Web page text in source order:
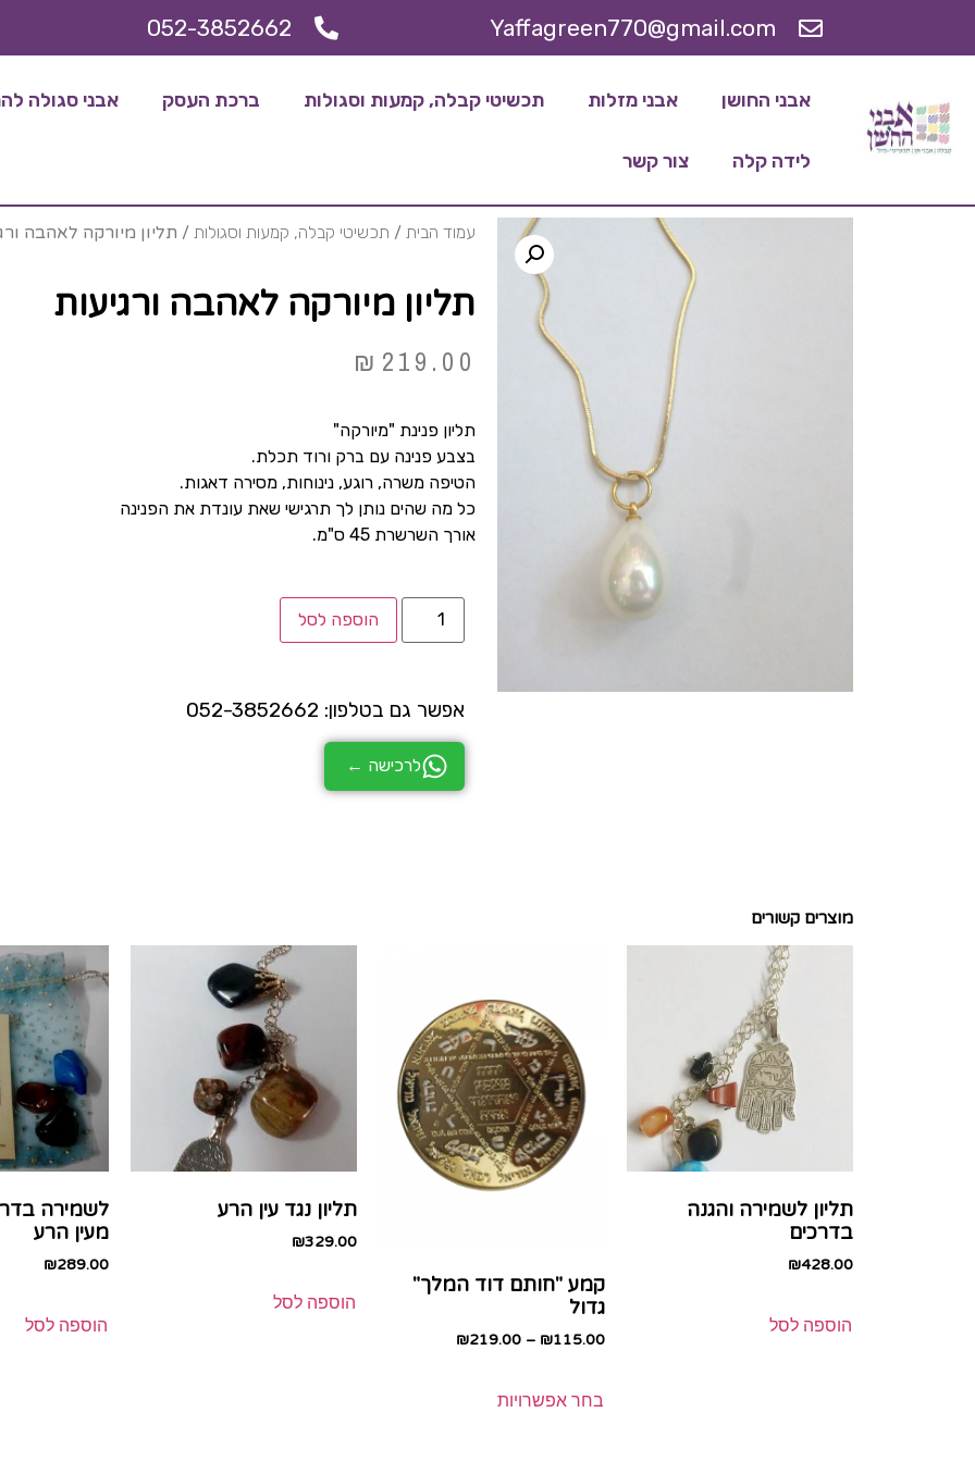
Yaffagreen770@gmail.com
052-3852662
אבני החושן אבני מזלות תכשיטי קבלה, קמעות וסגולות ברכת העסק אבני סגולה
לידה קלה צור קשר
עמוד הבית / תכשיטי קבלה, קמעות וסגולות / תליון מיורקה לאהבה
תליון מיורקה לאהבה ורגיעות
₪ 219.00
תליון פנינת "מיורקה"
בצבע פנינה עם ברק ורוד תכלת.
הטיפה משרה, רוגע, נינוחות, מסירה דאגות.
כל מה שהים נותן לך תרגישי שאת עונדת את הפנינה
אורך השרשרת 45 ס"מ.
הוספה לסל
אפשר גם בטלפון: 052-3852662
לרכישה ←
מוצרים קשורים
תליון לשמירה והגנה
בדרכים
₪428.00
הוספה לסל
קמע "חותם דוד המלך"
גדול
₪115.00
–
₪219.00
בחר אפשרויות
תליון נגד עין הרע
₪329.00
הוספה לסל
לשמירה
מעין הרע
₪289.00
הוספה לסל